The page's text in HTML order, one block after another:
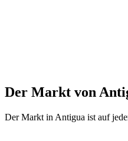
Der Markt von
Der Markt in Antigua ist auf